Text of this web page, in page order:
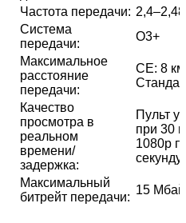
Частота передачи:
Система
передачи:
O3+
Максимальное
расстояние
передачи:
CE: 8
Качество
просмотра в
реальном
времени/
задержка:
Пульт
при 30
1080p
секунду
Максимальный
битрейт передачи:
15